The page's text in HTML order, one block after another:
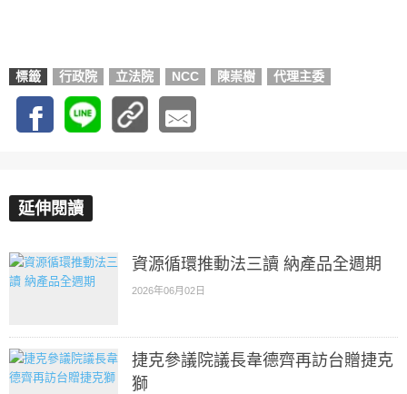
標籤 行政院 立法院 NCC 陳崇樹 代理主委
延伸閱讀
資源循環推動法三讀 納產品全週期
2026年06月02日
捷克參議院議長韋德齊再訪台贈捷克
獅